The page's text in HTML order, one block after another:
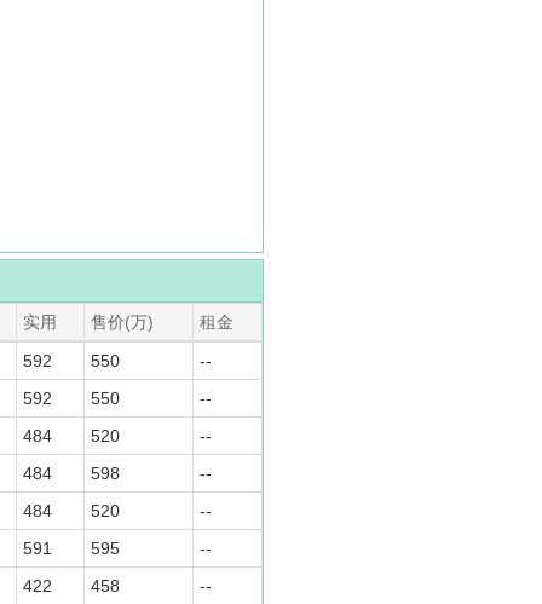
实用 售价(万)
租金
592 550
--
592 550
--
484 520
--
484 598
--
484 520
--
591 595
--
422 458
--